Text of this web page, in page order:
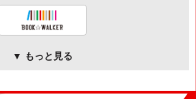
▼ もっと見る